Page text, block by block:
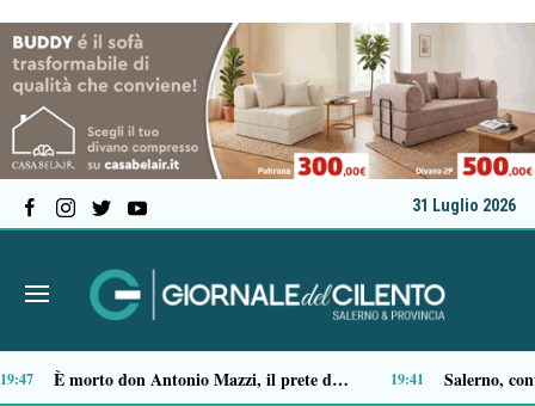
31 Luglio 2026
Ascea, Pietro D’Angiolillo: «La nuova giunta guarda al futuro, con gli occhi del passato» 13:11 Premio Terre del Bussento: a Roberto Fico il riconoscimento nella serata inaugurale a Sapri